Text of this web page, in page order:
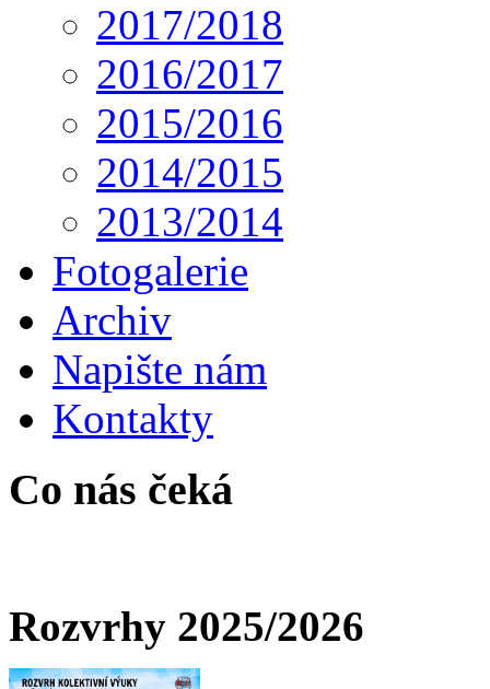
2017/2018
2016/2017
2015/2016
2014/2015
2013/2014
Fotogalerie
Archiv
Napište nám
Kontakty
Co nás čeká
Rozvrhy 2025/2026